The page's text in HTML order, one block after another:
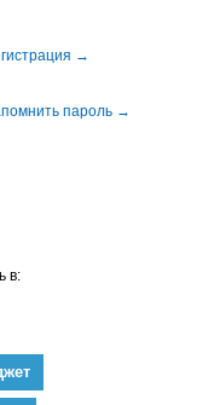
→
пароль →
в: